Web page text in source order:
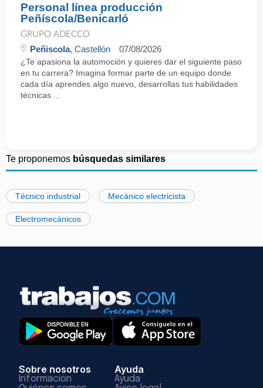
Personal línea producción
Peñíscola/Benicarló
GRUPO ADECCO
Peñiscola, Castellón 07/08/2026
¿Te apasiona la automoción y quieres dar el siguiente paso
en tu carrera? Imagina formar parte de un equipo donde
cada día aprendes algo nuevo, desarrollas tus habilidades
técnicas ...
Te proponemos búsquedas similares
Técnico industrial Mecánico electricista
Electromecánicos
Sobre nosotros
Información
Ayuda
Ayuda